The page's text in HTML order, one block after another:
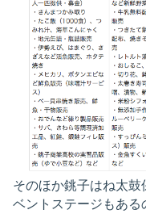
そのほか銚子はね太鼓
ベントステージもある